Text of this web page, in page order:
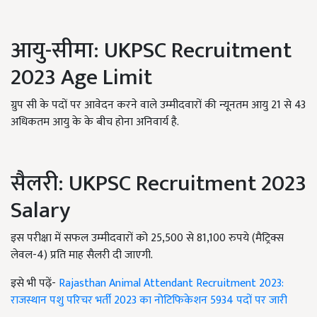
आयु-सीमा: UKPSC Recruitment
2023 Age Limit
ग्रुप सी के पदों पर आवेदन करने वाले उम्मीदवारों की न्यूनतम आयु 21 से 43
अधिकतम आयु के के बीच होना अनिवार्य है.
सैलरी: UKPSC Recruitment 2023
Salary
इस परीक्षा में सफल उम्मीदवारों को 25,500 से 81,100 रुपये (मैट्रिक्स
लेवल-4) प्रति माह सैलरी दी जाएगी.
इसे भी पढ़ें- Rajasthan Animal Attendant Recruitment 2023:
राजस्थान पशु परिचर भर्ती 2023 का नोटिफिकेशन 5934 पदों पर जारी